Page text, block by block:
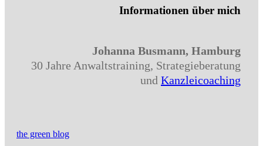
Informationen über mich
Johanna Busmann, Hamburg
30 Jahre Anwaltstraining, Strategieberatung
und Kanzleicoaching
the green blog